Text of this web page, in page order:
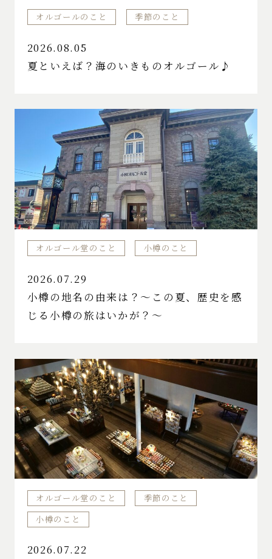
オルゴールのこと 季節のこと
2026.08.05
夏といえば？海のいきものオルゴール♪
オルゴール堂のこと 小樽のこと
2026.07.29
小樽の地名の由来は？～この夏、歴史を感
じる小樽の旅はいかが？～
オルゴール堂のこと
季節のこと
小樽のこと
2026.07.22